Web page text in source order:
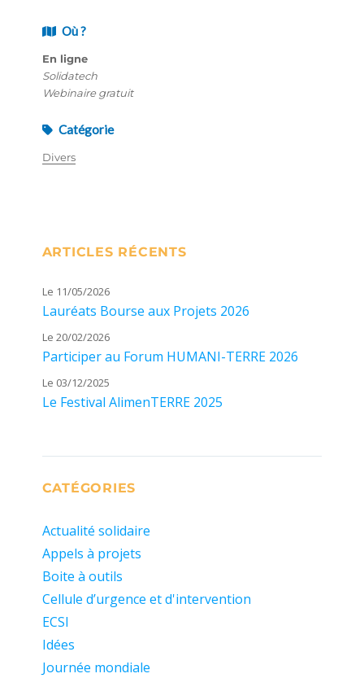
Où ?
En ligne
Solidatech
Webinaire gratuit
Catégorie
Divers
ARTICLES RÉCENTS
Le 11/05/2026
Lauréats Bourse aux Projets 2026
Le 20/02/2026
Participer au Forum HUMANI-TERRE 2026
Le 03/12/2025
Le Festival AlimenTERRE 2025
CATÉGORIES
Actualité solidaire
Appels à projets
Boite à outils
Cellule d’urgence et d'intervention
ECSI
Idées
Journée mondiale